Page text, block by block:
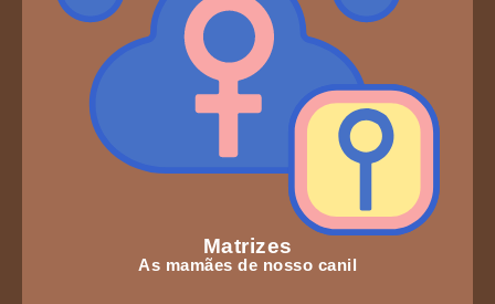
Matrizes
As mamães de nosso canil